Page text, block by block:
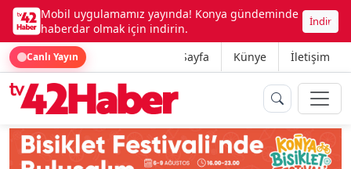
Mobil uygulamamız yayında! Konya gündeminde
haberdar olmak için indirin.
İndir
Canlı Yayın Ana Sayfa Künye İletişim